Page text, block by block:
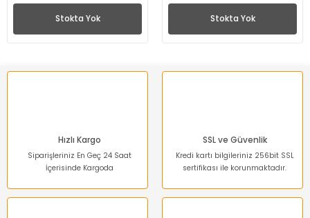
Stokta Yok Stokta Yok
Hızlı Kargo
Siparişleriniz En Geç 24 Saat
İçerisinde Kargoda
SSL ve Güvenlik
Kredi kartı bilgileriniz 256bit SSL
sertifikası ile korunmaktadır.